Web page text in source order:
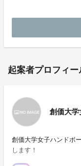
起案者プロフィー
創価大学
創価大学女子ハンドボ
します！